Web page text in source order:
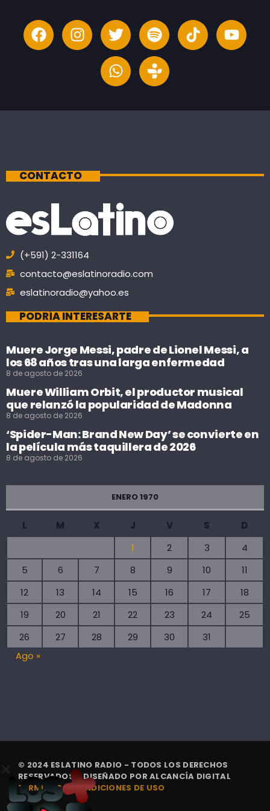
CONTACTO
(+591) 2-331164
contacto@eslatinoradio.com
eslatinoradio@yahoo.es
PODRÍA INTERESARTE
Muere Jorge Messi, padre de Lionel Messi, a
los 68 años tras una larga enfermedad
8 de agosto de 2026
Muere William Orbit, el productor musical
que relanzó la popularidad de Madonna
8 de agosto de 2026
‘Spider-Man: Brand New Day’ se convierte en
la película más taquillera de 2026
8 de agosto de 2026
ENERO 1970
L M X J V S
D
1
2 3
4
5
6 7 8 9 10
11
12
13 14 15 16 17
18
19
20 21 22 23 24
25
26
27 28 29 30
31
Ago »
© 2024 ESLATINO RADIO - TODOS LOS DERECHOS
RESERVADOS. | DISEÑADO PORALCANCÍA DIGITAL
TÉRMINOS Y CONDICIONES DE USO